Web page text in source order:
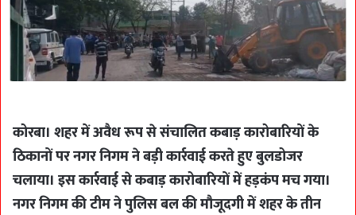
कोरबा। शहर में अवैध रूप से संचालित कबाड़ कारोबारियों के
ठिकानों पर नगर निगम ने बड़ी कार्रवाई करते हुए बुलडोजर
चलाया। इस कार्रवाई से कबाड़ कारोबारियों में हड़कंप मच गया।
नगर निगम की टीम ने पुलिस बल की मौजूदगी में शहर के तीन